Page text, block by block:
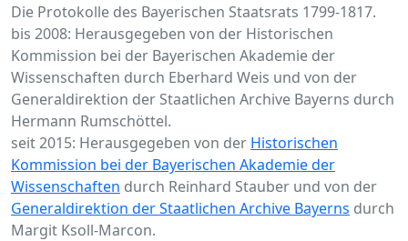
Die Protokolle des Bayerischen Staatsrats 1799-1817.
bis 2008: Herausgegeben von der Historischen
Kommission bei der Bayerischen Akademie der
Wissenschaften durch Eberhard Weis und von der
Generaldirektion der Staatlichen Archive Bayerns durch
Hermann Rumschöttel.
seit 2015: Herausgegeben von der Historischen
Kommission bei der Bayerischen Akademie der
Wissenschaften durch Reinhard Stauber und von der
Generaldirektion der Staatlichen Archive Bayerns durch
Margit Ksoll-Marcon.